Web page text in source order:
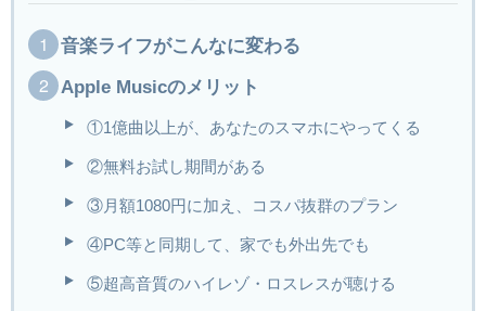
音楽ライフがこんなに変わる
Apple Musicのメリット
①1億曲以上が、あなたのスマホにやってくる
②無料お試し期間がある
③月額1080円に加え、コスパ抜群のプラン
④PC等と同期して、家でも外出先でも
⑤超高音質のハイレゾ・ロスレスが聴ける